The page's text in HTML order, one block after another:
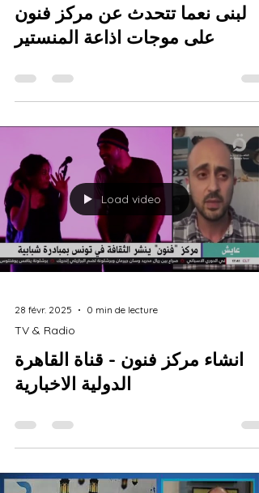
لبنى نعما تتحدث عن مركز فنون
على موجات اذاعة المنستير
Load video
28 févr. 2025 0 min de lecture
TV & Radio
انشاء مركز فنون - قناة القاهرة
الدولية الاخبارية